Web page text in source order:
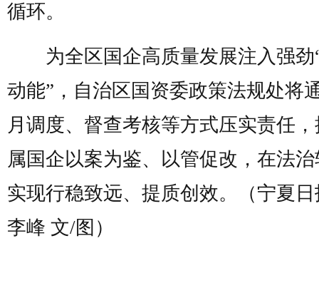
循环。
为全区国企高质量发展注入强劲
动能”，自治区国资委政策法规处将
月调度、督查考核等方式压实责任
属国企以案为鉴、以管促改，在法
实现行稳致远、提质创效。（宁夏
李峰 文/图）